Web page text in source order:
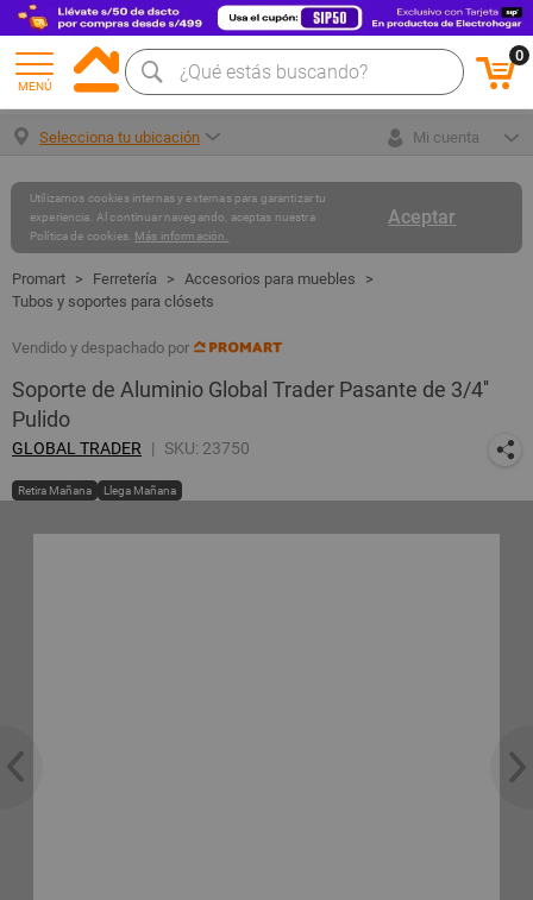
MENÚ
0
Selecciona tu ubicación Mi cuenta
Aceptar
Utilizamos cookies internas y externas para garantizar tu
experiencia. Al continuar navegando, aceptas nuestra
Política de cookies. Más información.
Ferretería
Accesorios para muebles
Tubos y soportes para clósets
Vendido y despachado por
Soporte de Aluminio Global Trader Pasante de 3/4''
Pulido
GLOBAL TRADER SKU: 23750
Retira Mañana Llega Mañana